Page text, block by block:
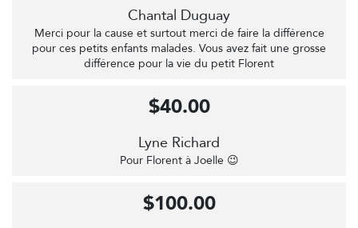
Chantal Duguay
Merci pour la cause et surtout merci de faire la différence
pour ces petits enfants malades. Vous avez fait une grosse
différence pour la vie du petit Florent
Lyne Richard
Pour Florent à Joelle 😉
$40.00
$100.00